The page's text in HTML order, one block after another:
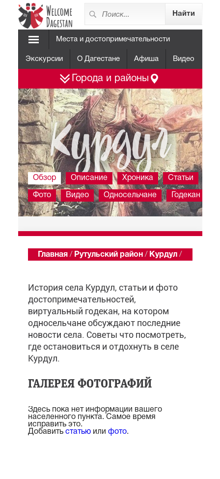
Места и достопримечательности
Экскурсии О Дагестане Афиша Видео
Города и районы
Курдул
Обзор Описание Хроника Статьи
Фото Видео Односельчане Годекан
Главная / Рутульский район / Курдул /
История села Курдул, статьи и фото
достопримечательностей,
виртуальный годекан, на котором
односельчане обсуждают последние
новости села. Советы что посмотреть,
где остановиться и отдохнуть в селе
Курдул.
ГАЛЕРЕЯ ФОТОГРАФИЙ
Здесь пока нет информации вашего
населенного пункта. Самое время
исправить это.
Добавить статьюили фото.